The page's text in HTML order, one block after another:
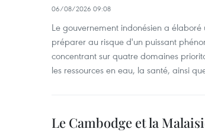
06/08/2026 09:08
Le gouvernement indonésien a
préparer au risque d'un puissant
concentrant sur quatre domaines
les ressources en eau, la santé, ainsi
Le Cambodge et la